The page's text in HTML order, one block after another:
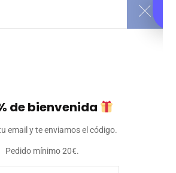
de bienvenida
email y te enviamos el código.
Pedido mínimo 20€.